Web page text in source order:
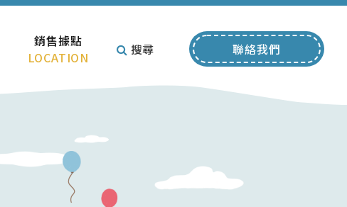
銷售據點
LOCATION
搜尋 聯絡我們